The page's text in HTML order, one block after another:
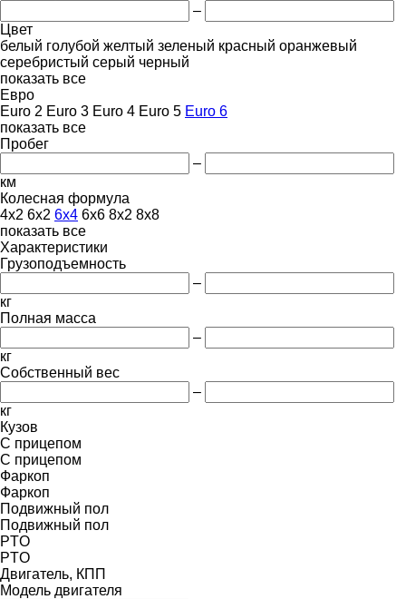
–
Цвет
белый голубой желтый зеленый красный оранжевый
серебристый серый черный
показать все
Евро
Euro 2 Euro 3 Euro 4 Euro 5 Euro 6
показать все
Пробег
–
км
Колесная формула
4x2 6x2 6x4 6x6 8x2 8x8
показать все
Характеристики
Грузоподъемность
–
кг
Полная масса
–
кг
Собственный вес
–
кг
Кузов
С прицепом
С прицепом
Фаркоп
Фаркоп
Подвижный пол
Подвижный пол
PTO
PTO
Двигатель, КПП
Модель двигателя